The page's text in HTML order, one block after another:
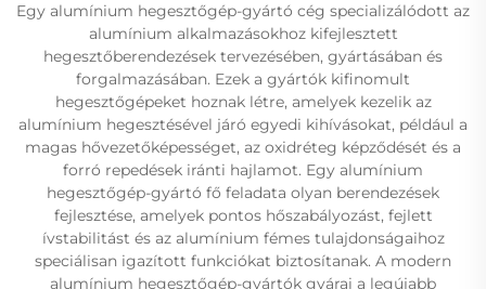
Egy alumínium hegesztőgép-gyártó cég specializálódott az
alumínium alkalmazásokhoz kifejlesztett
hegesztőberendezések tervezésében, gyártásában és
forgalmazásában. Ezek a gyártók kifinomult
hegesztőgépeket hoznak létre, amelyek kezelik az
alumínium hegesztésével járó egyedi kihívásokat, például a
magas hővezetőképességet, az oxidréteg képződését és a
forró repedések iránti hajlamot. Egy alumínium
hegesztőgép-gyártó fő feladata olyan berendezések
fejlesztése, amelyek pontos hőszabályozást, fejlett
ívstabilitást és az alumínium fémes tulajdonságaihoz
speciálisan igazított funkciókat biztosítanak. A modern
alumínium hegesztőgép-gyártók gyárai a legújabb